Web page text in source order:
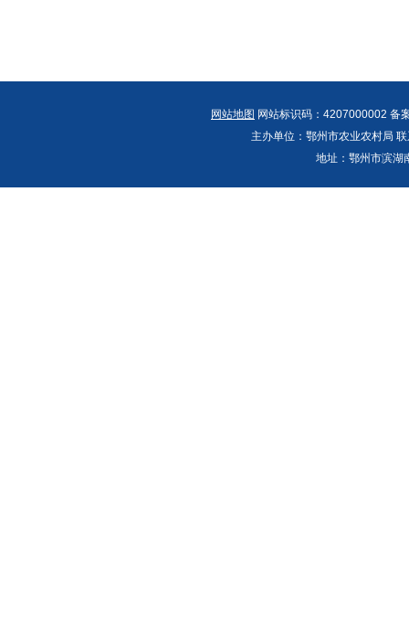
网站地图 网站标识码：4207000002
主办单位：鄂州市农业农村局
地址：鄂州市滨湖